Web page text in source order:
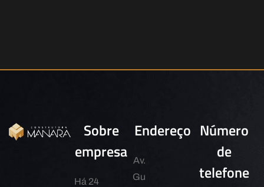
Sobre
empresa
Há 24
Endereço
Av.
Gu
Número
de
telefone